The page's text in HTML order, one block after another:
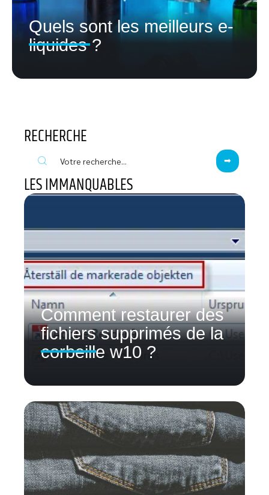
Quels sont les meilleurs e-
liquides ?
RECHERCHE
LES IMMANQUABLES
Comment restaurer des
fichiers supprimés de la
corbeille w10 ?